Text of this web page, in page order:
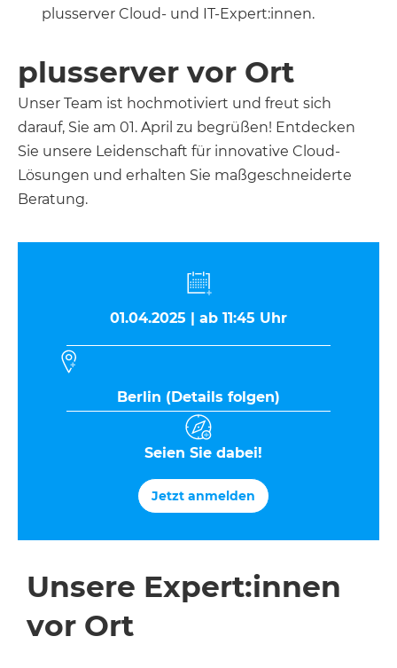
plusserver Cloud- und IT-Expert:innen.
plusserver vor Ort
Unser Team ist hochmotiviert und freut sich
darauf, Sie am 01. April zu begrüßen! Entdecken
Sie unsere Leidenschaft für innovative Cloud-
Lösungen und erhalten Sie maßgeschneiderte
Beratung.
01.04.2025 | ab 11:45 Uhr
Berlin (Details folgen)
Seien Sie dabei!
Jetzt anmelden
Unsere Expert:innen
vor Ort